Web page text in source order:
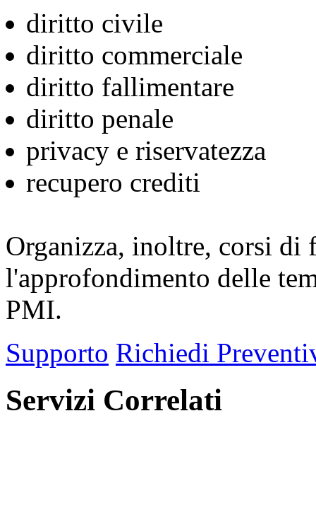
diritto civile
diritto commerciale
diritto fallimentare
diritto penale
privacy e riservatezza
recupero crediti
Organizza, inoltre, corsi di
l'approfondimento delle
PMI.
Supporto Richiedi
Servizi Correlati